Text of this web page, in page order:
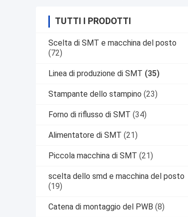
TUTTI I PRODOTTI
Scelta di SMT e macchina del posto
(72)
Linea di produzione di SMT (35)
Stampante dello stampino (23)
Forno di riflusso di SMT (34)
Alimentatore di SMT (21)
Piccola macchina di SMT (21)
scelta dello smd e macchina del posto
(19)
Catena di montaggio del PWB (8)